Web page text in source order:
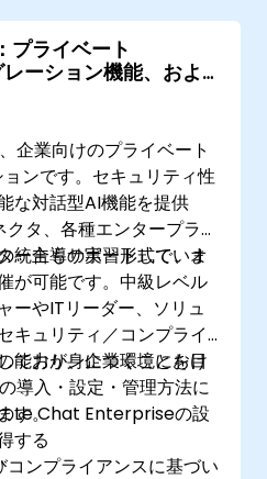
ライベート
ーション機能、および
業向けのプライベート
ンです。セキュリティ性
な対話型AI機能を提供
タ、各種エンタープライ
統合もサポートしていま
ー主導の実習形式で、オ
が可能です。中級レベル
ーやITリーダー、ソリュ
キュリティ／コンプライ
ており、企業環境におけ
導入・設定・管理方法に
す。
能力が身につくことを目
Le Chat Enterpriseの設
する
コンプライアンスに基づい